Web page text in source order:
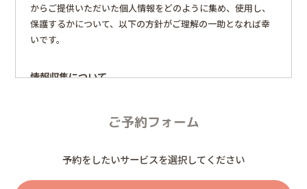
からご提供いただいた個人情報をどのように集め、使用し、
保護するかについて、以下の方針がご理解の一助となれば幸
いです。
情報収集について
情報の入力・送信をお願いしております。なお、ご送信いた
だいた個人情報は、当社が責任を持って管理します。当社で
しません。
ご予約フォーム
予約をしたいサービスを選択してください